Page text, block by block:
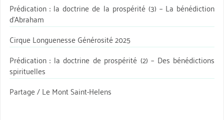
Prédication : la doctrine de la prospérité (3) – La bénédiction
d’Abraham
Cirque Longuenesse Générosité 2025
Prédication : la doctrine de prospérité (2) – Des bénédictions
spirituelles
Partage / Le Mont Saint-Helens